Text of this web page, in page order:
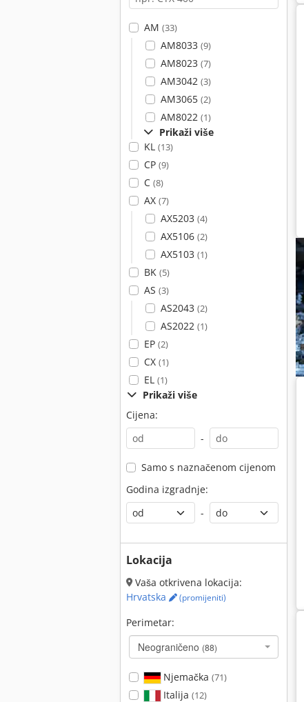
AM (33)
AM8033 (9)
AM8023 (7)
AM3042 (3)
AM3065 (2)
AM8022 (1)
Prikaži više
KL (13)
CP (9)
C (8)
AX (7)
AX5203 (4)
AX5106 (2)
AX5103 (1)
BK (5)
AS (3)
AS2043 (2)
AS2022 (1)
EP (2)
CX (1)
EL (1)
Prikaži više
Cijena:
-
Samo s naznačenom cijenom
Godina izgradnje:
-
Lokacija
Vaša otkrivena lokacija:
Hrvatska
(promijeniti)
Perimetar:
Neograničeno (88)
Njemačka (71)
Italija (12)